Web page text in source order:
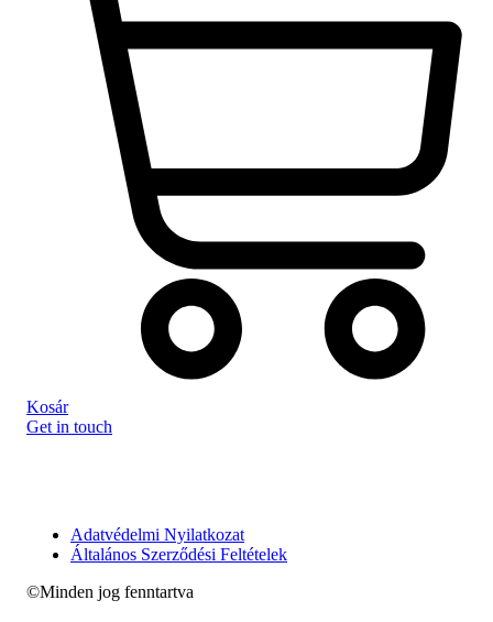
Kosár
Get in touch
Adatvédelmi Nyilatkozat
Általános Szerződési Feltételek
©Minden jog fenntartva